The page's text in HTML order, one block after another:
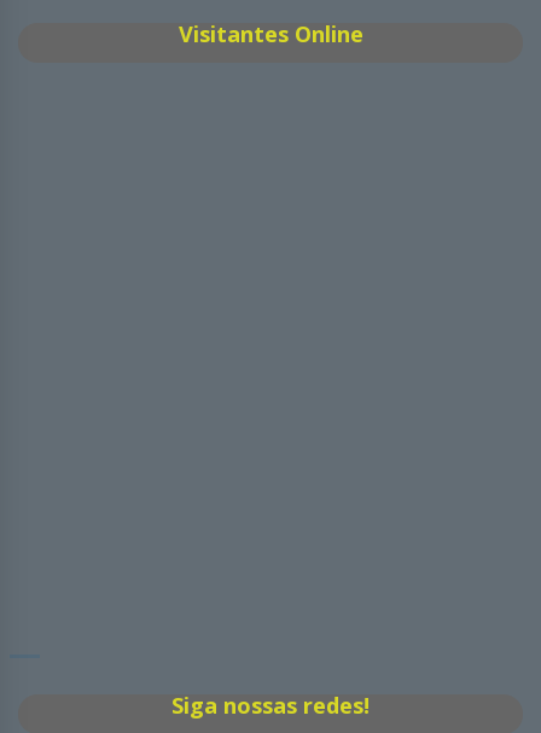
Visitantes Online
Siga nossas redes!